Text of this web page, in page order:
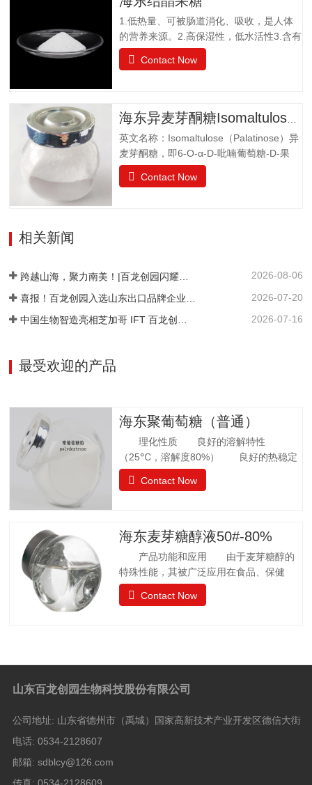
营。物理特性：甜度为蔗糖的22%易溶于
水，溶解度为130g（20℃），不同于乙
醚、乙醇等有机溶剂保湿性和吸湿性均小
于蔗糖，但高于高果糖浆渗透压与蔗糖相
差不大水苏糖没有还原性可添加在液体食
小，效果显著，不会破坏原有食品的风
味。添加在焙烤食品中，可保持水分，…
1.低热量、可被肠道消化、吸收，是人体
的营养来源。2.高保湿性，低水活性3.含有
醛基，可发生美拉德反应，使烘焙食品上
色。 4.冰点降低能力5.不易结晶性6.与其
用于功能食品、营养保健食品、冷饮食品
以及低热值食品和运动型饮料配方中。结
晶果糖质量标准GBT20882.3项目要求外观
白色晶体或结晶性粉末气味具有产品特有
的气味果糖（占干基比）/% ≥99.0干燥失
重/%≤0.5pH值4.0~7.05-羟甲基糠醛（以吸
Contact Now
海东异麦芽酮糖Isomaltulose（Palatinose）
英文名称：Isomaltulose（Palatinose）异
麦芽酮糖，即6-O-α-D-吡喃葡萄糖-D-果
糖，是一种结晶状的还原性二糖，由葡萄
糖与果糖以α-1,6糖苷键结合而成。分子式
能力很强。热稳定比蔗糖略差，不被大多
数细菌和酵母所发酵。遮蔽异味，平衡口
感和风味。在高温下长时间加热比蔗糖稍
易容易着色。 法规许可中国：食品添加剂
Contact Now
相关新闻
2026-08-06
2026-07-20
中国生物智造亮相芝加哥 IFT 百龙创园 S1421 展位引爆全球健康配料洽谈热潮 2026-07-16
最受欢迎的产品
海东聚葡萄糖（普通）
理化性质 良好的溶解特性
（25℃，溶解度80%） 良好的热稳定
性 环境湿度高，充分吸水 法规
许可 57个国家批准应用聚葡萄糖.
聚葡萄糖质量标准 GB25541-2010项目
指标聚葡萄糖中和、脱色后的聚葡萄糖.聚
葡萄糖(以干基、无灰分品计), w/%
≥90.0 干燥减量，w
Contact Now
海东麦芽糖醇液50#-80%
产品功能和应用 由于麦芽糖醇的
特殊性能，其被广泛应用在食品、保健
品、日常卫生品种，例如冰淇淋、果汁制
品、饼干、酱菜、糖果等。 麦芽糖醇
≤—8.0 8.0 水分 W/%1132.0 还原糖（以葡
≤0.10.10.1比旋光度 αm（20℃，
酸盐（以SO4计）/(mg/kg) ≤100100100氯
Contact Now
山东百龙创园生物科技股份有限公司
公司地址: 山东省德州市（禹城）国家高新技术产业开发区德信大街
电话: 0534-2128607
邮箱: sdblcy@126.com